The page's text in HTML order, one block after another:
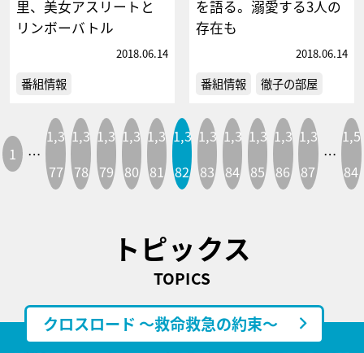
里、美女アスリートと
リンボーバトル
2018.06.14
番組情報
を語る。溺愛する3人の
存在も
2018.06.14
番組情報 徹子の部屋
1 …
1,3
77
1,3
78
1,3
79
1,3
80
1,3
81
1,3
82
1,3
83
1,3
84
1,3
85
1,3
86
1,3
87
…
1,5
84
トピックス
TOPICS
クロスロード ～救命救急の約束～